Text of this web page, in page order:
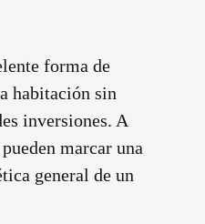
forma de
habitación sin
inversiones. A
marcar una
general de un